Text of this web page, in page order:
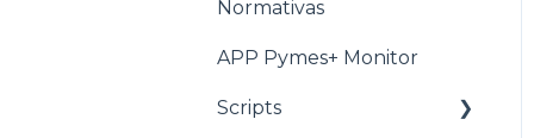
POS
Estructuración POS
Normativas
APP Pymes+ Monitor
Scripts